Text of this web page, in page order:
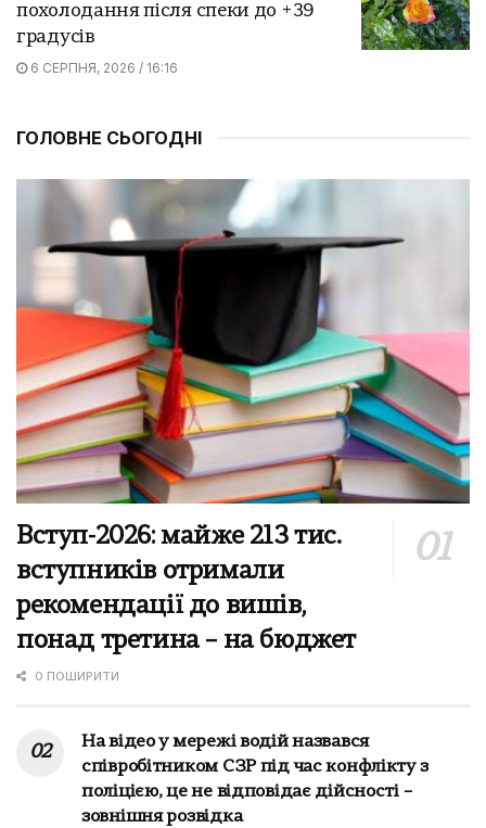
похолодання після спеки до +39
градусів
6 СЕРПНЯ, 2026 / 16:16
ГОЛОВНЕ СЬОГОДНІ
Вступ-2026: майже 213 тис.
вступників отримали
рекомендації до вишів,
понад третина – на бюджет
0 ПОШИРИТИ
На відео у мережі водій назвався
співробітником СЗР під час конфлікту з
поліцією, це не відповідає дійсності –
зовнішня розвідка